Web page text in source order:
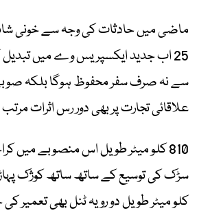
ماضی میں حادثات کی وجہ سے خونی
25 اب جدید ایکسپریس وے میں
سے نہ صرف سفر محفوظ ہوگا بلکہ
علاقائی تجارت پر بھی دور رس اثرات
810 کلو میٹر طویل اس منصوبے
کلو میٹر طویل دو رویہ ٹنل بھی تعمیر